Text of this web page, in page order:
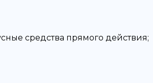
средства прямого действия;